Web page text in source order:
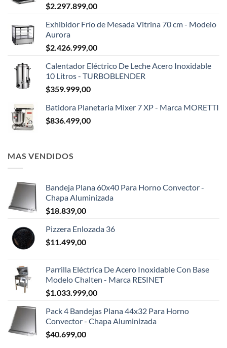
$2.297.899,00
Exhibidor Frío de Mesada Vitrina 70 cm - Modelo
Aurora
$2.426.999,00
Calentador Eléctrico De Leche Acero Inoxidable
10 Litros - TURBOBLENDER
$359.999,00
Batidora Planetaria Mixer 7 XP - Marca MORETTI
$836.499,00
MAS VENDIDOS
Bandeja Plana 60x40 Para Horno Convector -
Chapa Aluminizada
$18.839,00
Pizzera Enlozada 36
$11.499,00
Parrilla Eléctrica De Acero Inoxidable Con Base
Modelo Chalten - Marca RESINET
$1.033.999,00
Pack 4 Bandejas Plana 44x32 Para Horno
Convector - Chapa Aluminizada
$40.699,00